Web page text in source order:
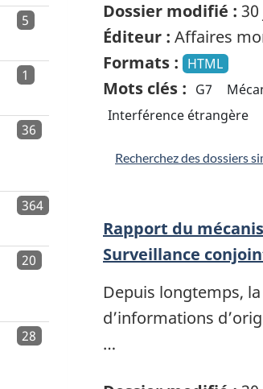
Dossier modifié :
Éditeur : Affaires
Formats : HTML
Mots clés : G7
Interférence étrangère
Recherchez des dossiers
Rapport du
Surveillance
Depuis longtemps,
d’informations
…
5
1
36
364
20
28